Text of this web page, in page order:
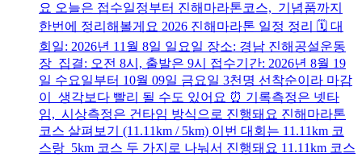
요 오늘은 접수일정부터 진해마라톤코스, 기념품까지
한번에 정리해볼게요 2026 진해마라톤 일정 정리 🗓️ 대
회일: 2026년 11월 8일 일요일 장소: 경남 진해공설운동
장 집결: 오전 8시, 출발은 9시 접수기간: 2026년 8월 19
일 수요일부터 10월 09일 금요일 3천명 선착순이라 마감
이 생각보다 빨리 될 수도 있어요 ⏰ 기록측정은 넷타
임, 시상측정은 건타임 방식으로 진행돼요 진해마라톤
코스 살펴보기 (11.11km / 5km) 이번 대회는 11.11km 코
스랑 5km 코스 두 가지로 나눠서 진행돼요 11.11km 코스